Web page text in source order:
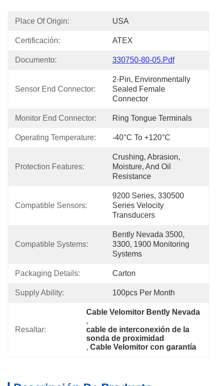
Place Of Origin: USA
Certificación: ATEX
Documento: 330750-80-05.pdf
Sensor End Connector:
2-Pin, Environmentally
Sealed Female
Connector
Monitor End Connector: Ring Tongue Terminals
Operating Temperature: -40°C To +120°C
Protection Features:
Crushing, Abrasion,
Moisture, And Oil
Resistance
Compatible Sensors:
9200 Series, 330500
Series Velocity
Transducers
Compatible Systems:
Bently Nevada 3500,
3300, 1900 Monitoring
Systems
Packaging Details: Carton
Supply Ability: 100pcs Per Month
Resaltar:
Cable Velomitor Bently Nevada
,
cable de interconexión de la
sonda de proximidad
, Cable Velomitor con garantía